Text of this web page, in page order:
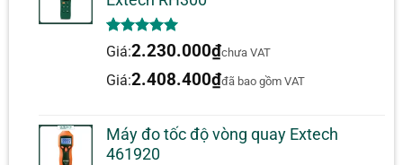
Hoàn thành với các dẫn thử
nghiệm, pin 8 x C, bộ chuyển đổi
nguồn AC 220V và hộp đựng nặng
5.00trên 5
dựa trên
1
đánh giá
Giá:2.230.000₫chưa VAT
Giá:2.408.400₫đã bao gồm VAT
Máy đo tốc độ vòng quay Extech
461920